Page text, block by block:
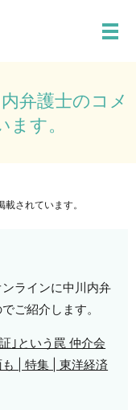
メ
弁護士のコメ
す。
されています。
ラインに中川内弁
ご紹介します。
｣という罠 仲介会
| 特集 | 東洋経済